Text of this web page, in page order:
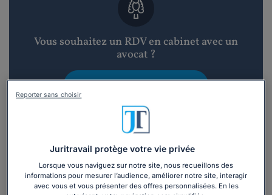
Vous souhaitez un RDV en cabinet avec un
avocat ?
Recevoir des devis d'avocats
3 devis en 48h
Juritravail protège votre vie privée
Lorsque vous naviguez sur notre site, nous recueillons des
informations pour mesurer l’audience, améliorer notre site, interagir
avec vous et vous présenter des offres personnalisées. En les
Reporter sans choisir